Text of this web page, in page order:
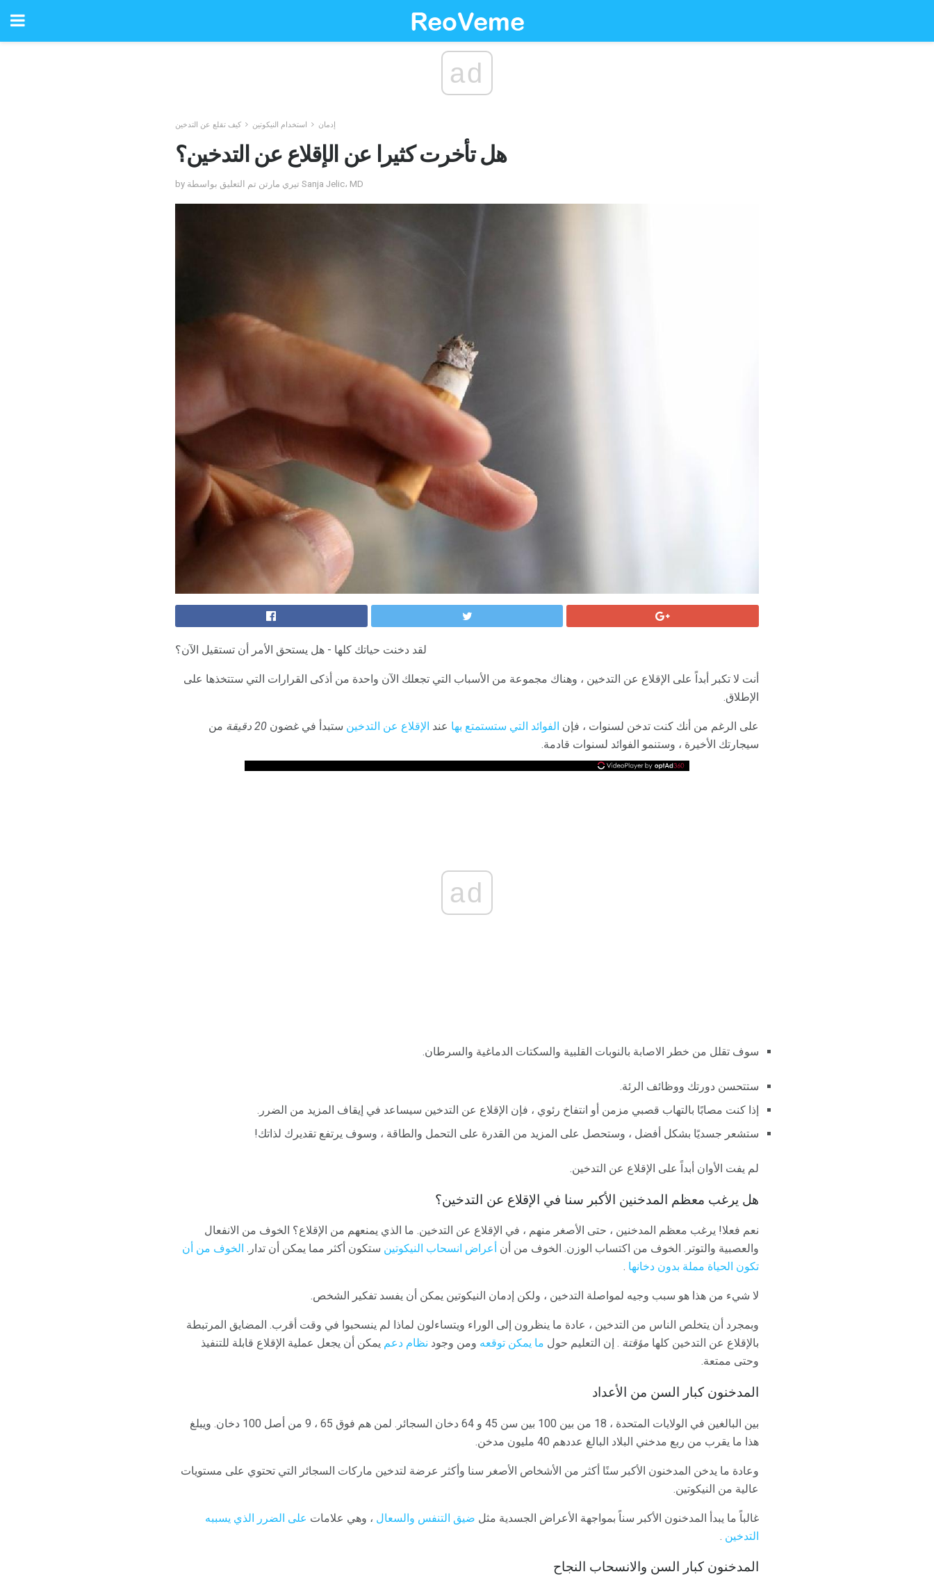
ad
إدمان استخدام النيكوتين كيف تقلع عن التدخين
هل تأخرت كثيرا عن الإقلاع عن التدخين؟
by تيري مارتن تم التعليق بواسطة Sanja Jelic، MD
لقد دخنت حياتك كلها - هل يستحق الأمر أن تستقيل الآن؟
أنت لا تكبر أبداً على الإقلاع عن التدخين ، وهناك مجموعة من الأسباب التي تجعلك الآن واحدة من أذكى القرارات التي ستتخذها على
الإطلاق.
على الرغم من أنك كنت تدخن لسنوات ، فإن الفوائد التي ستستمتع بها عند الإقلاع عن التدخين ستبدأ في غضون 20 دقيقة
من
سيجارتك الأخيرة ، وستنمو الفوائد لسنوات قادمة.
ad
سوف تقلل من خطر الاصابة بالنوبات القلبية والسكتات الدماغية والسرطان.
ستتحسن دورتك ووظائف الرئة.
إذا كنت مصابًا بالتهاب قصبي مزمن أو انتفاخ رئوي ، فإن الإقلاع عن التدخين سيساعد في إيقاف المزيد من الضرر.
ستشعر جسديًا بشكل أفضل ، وستحصل على المزيد من القدرة على التحمل والطاقة ، وسوف يرتفع تقديرك لذاتك!
لم يفت الأوان أبداً على الإقلاع عن التدخين.
هل يرغب معظم المدخنين الأكبر سنا في الإقلاع عن التدخين؟
نعم فعلا! يرغب معظم المدخنين ، حتى الأصغر منهم ، في الإقلاع عن التدخين. ما الذي يمنعهم من الإقلاع؟ الخوف من الانفعال
والعصبية والتوتر. الخوف من اكتساب الوزن. الخوف من أن أعراض انسحاب النيكوتين ستكون أكثر مما يمكن أن تدار. الخوف من أن
تكون الحياة مملة بدون دخانها .
لا شيء من هذا هو سبب وجيه لمواصلة التدخين ، ولكن إدمان النيكوتين يمكن أن يفسد تفكير الشخص.
وبمجرد أن يتخلص الناس من التدخين ، عادة ما ينظرون إلى الوراء ويتساءلون لماذا لم ينسحبوا في وقت أقرب. المضايق المرتبطة
بالإقلاع عن التدخين كلها مؤقتة . إن التعليم حول ما يمكن توقعه ومن وجود نظام دعم يمكن أن يجعل عملية الإقلاع قابلة للتنفيذ
وحتى ممتعة.
المدخنون كبار السن من الأعداد
بين البالغين في الولايات المتحدة ، 18 من بين 100 بين سن 45 و 64 دخان السجائر. لمن هم فوق 65 ، 9 من أصل 100 دخان. ويبلغ
هذا ما يقرب من ربع مدخني البلاد البالغ عددهم 40 مليون مدخن.
وعادة ما يدخن المدخنون الأكبر سنًا أكثر من الأشخاص الأصغر سنا وأكثر عرضة لتدخين ماركات السجائر التي تحتوي على مستويات
عالية من النيكوتين.
غالباً ما يبدأ المدخنون الأكبر سناً بمواجهة الأعراض الجسدية مثل ضيق التنفس والسعال ، وهي علامات على الضرر الذي يسببه
التدخين .
المدخنون كبار السن والانسحاب النجاح